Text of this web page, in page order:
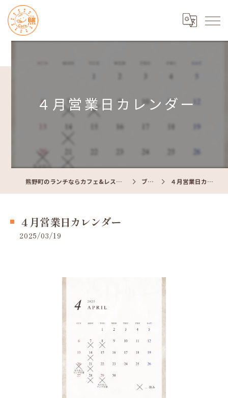
４月営業日カレンダー
熊野町のランチならカフェ&レストラン Cafe照 ブログ ４月営業日カレンダー
４月営業日カレンダー
2025/03/19